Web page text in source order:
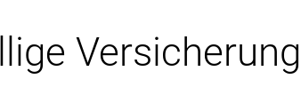
Versicherung